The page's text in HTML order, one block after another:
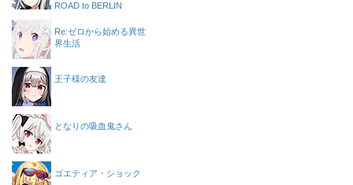
ROAD to BERLIN
Re:ゼロから始める異世
界生活
王子様の友達
となりの吸血鬼さん
ゴエティア・ショック